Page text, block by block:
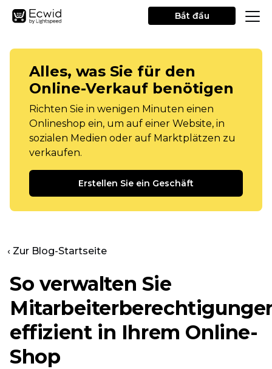
Bắt đầu
Alles, was Sie für den
Online-Verkauf benötigen
Richten Sie in wenigen Minuten einen
Onlineshop ein, um auf einer Website, in
sozialen Medien oder auf Marktplätzen zu
verkaufen.
Erstellen Sie ein Geschäft
‹ Zur Blog-Startseite
So verwalten Sie
effizient in Ihrem Online-
Shop